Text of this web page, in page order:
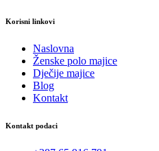
Korisni linkovi
Naslovna
Ženske polo majice
Dječije majice
Blog
Kontakt
Kontakt podaci